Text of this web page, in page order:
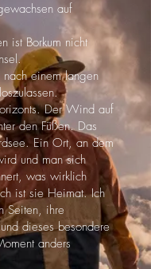
auf
ist Borkum nicht
einem langen
Der Wind auf
den Füßen. Das
Ein Ort, an dem
und man sich
was wirklich
ist sie Heimat. Ich
Seiten, ihre
dieses besondere
anders